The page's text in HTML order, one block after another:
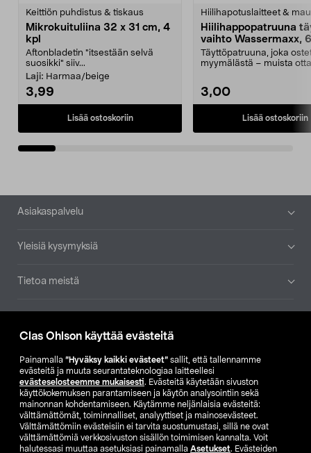
Clas Ohlson käyttää evästeitä
Painamalla ”Hyväksy kaikki evästeet” sallit, että tallennamme
evästeitä ja muuta seurantateknologiaa laitteellesi
evästeselosteemme mukaisesti. Evästeitä käytetään sivuston
käyttökokemuksen parantamiseen ja käytön analysointiin sekä
mainonnan kohdentamiseen. Käytämme neljänlaisia evästeitä:
välttämättömät, toiminnalliset, analyyttiset ja mainosevästeet.
Välttämättömiin evästeisiin ei tarvita suostumustasi, sillä ne ovat
välttämättömiä verkkosivuston sisällön toimimisen kannalta. Voit
halutessasi muuttaa asetuksiasi painamalla Asetukset. Evästeiden
Keittiön puhdistus & tiskaus
Mikrokuituliina 32 x 31 cm, 4
kpl
Aftonbladetin "itsestään selvä
suosikki" siiv...
Laji: Harmaa/beige
3,99
Lisää ostoskoriin
Hiilihapotuslaitteet &
Hiilihappopatruuna
vaihto Wassermaxx,
Täyttöpatruuna, joka
myymälästä – muista
3,00
Lisää ostoskoriin
Alatunniste
Asiakaspalvelu
Yleisiä kysymyksiä
Tietoa meistä
Etsi myymälä
SE NO FI
FI SV